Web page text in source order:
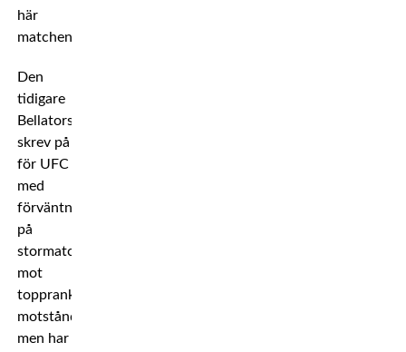
här
matchen.
Den
tidigare
Bellatorstjärnan
skrev på
för UFC
med
förväntningar
på
stormatcher
mot
topprankat
motstånd,
men har